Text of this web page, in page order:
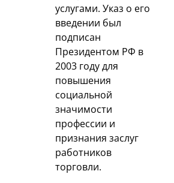
услугами. Указ о его
введении был
подписан
Президентом РФ в
2003 году для
повышения
социальной
значимости
профессии и
признания заслуг
работников
торговли.